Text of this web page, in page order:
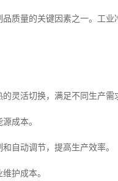
质量的关键因素之一。工
灵活切换，满足不同生产需
成本。
自动调节，提高生产效率。
护成本。